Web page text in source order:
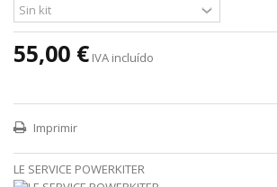
55,00 € IVA incluído
Imprimir
LE SERVICE POWERKITER